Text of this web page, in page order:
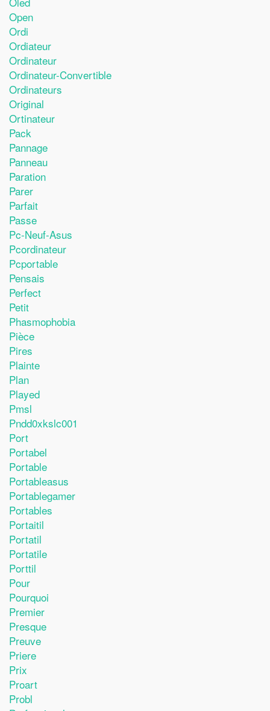
Open
Ordi
Ordiateur
Ordinateur
Ordinateur-Convertible
Ordinateurs
Original
Ortinateur
Pack
Pannage
Panneau
Paration
Parer
Parfait
Passe
Pc-Neuf-Asus
Pcordinateur
Pcportable
Pensais
Perfect
Petit
Phasmophobia
Pièce
Pires
Plainte
Plan
Played
Pmsl
Pndd0xkslc001
Port
Portabel
Portable
Portableasus
Portablegamer
Portables
Portaitil
Portatil
Portatile
Porttil
Pour
Pourquoi
Premier
Presque
Preuve
Priere
Prix
Proart
Probl